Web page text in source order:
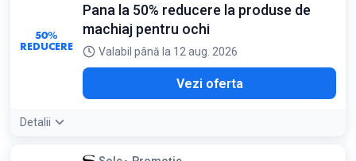
50%
REDUCERE
Pana la 50% reducere la produse de
machiaj pentru ochi
Valabil până la 12 aug. 2026
Vezi oferta
Detalii